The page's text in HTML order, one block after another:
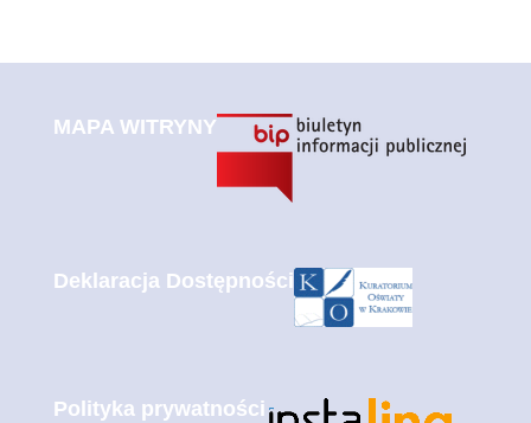
MAPA WITRYNY
Deklaracja Dostępności
Polityka prywatności